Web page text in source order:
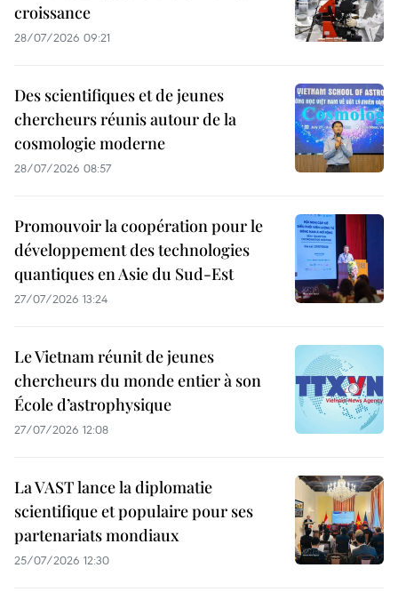
croissance
28/07/2026 09:21
Des scientifiques et de jeunes
chercheurs réunis autour de la
cosmologie moderne
28/07/2026 08:57
Promouvoir la coopération pour le
développement des technologies
quantiques en Asie du Sud-Est
27/07/2026 13:24
Le Vietnam réunit de jeunes
chercheurs du monde entier à son
École d’astrophysique
27/07/2026 12:08
La VAST lance la diplomatie
scientifique et populaire pour ses
partenariats mondiaux
25/07/2026 12:30